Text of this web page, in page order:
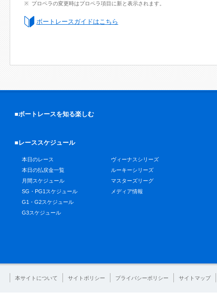
プロペラの変更時はプロペラ項目に新と表示されます。
ボートレースガイドはこちら
■ボートレースを知る楽しむ
■レーススケジュール
本日のレース
本日の払戻金一覧
月間スケジュール
SG・PG1スケジュール
G1・G2スケジュール
G3スケジュール
ヴィーナスシリーズ
ルーキーシリーズ
マスターズリーグ
メディア情報
本サイトについて サイトポリシー プライバシーポリシー サイトマップ